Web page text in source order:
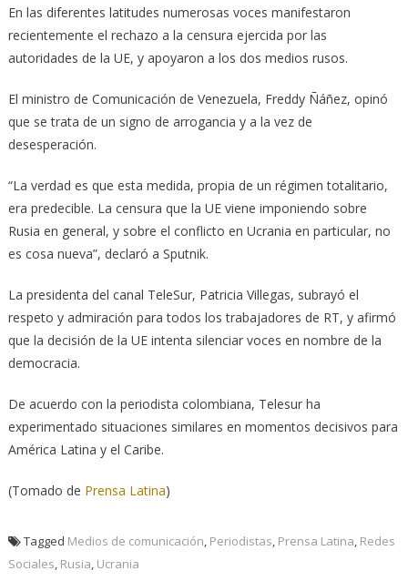
En las diferentes latitudes numerosas voces manifestaron
recientemente el rechazo a la censura ejercida por las
autoridades de la UE, y apoyaron a los dos medios rusos.
El ministro de Comunicación de Venezuela, Freddy Ñáñez, opinó
que se trata de un signo de arrogancia y a la vez de
desesperación.
“La verdad es que esta medida, propia de un régimen totalitario,
era predecible. La censura que la UE viene imponiendo sobre
Rusia en general, y sobre el conflicto en Ucrania en particular, no
es cosa nueva”, declaró a Sputnik.
La presidenta del canal TeleSur, Patricia Villegas, subrayó el
respeto y admiración para todos los trabajadores de RT, y afirmó
que la decisión de la UE intenta silenciar voces en nombre de la
democracia.
De acuerdo con la periodista colombiana, Telesur ha
experimentado situaciones similares en momentos decisivos para
América Latina y el Caribe.
(Tomado de Prensa Latina)
Tagged Medios de comunicación, Periodistas, Prensa Latina, Redes
Sociales, Rusia, Ucrania